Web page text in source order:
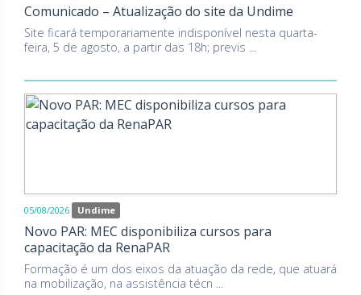
Comunicado – Atualização do site da Undime
Site ficará temporariamente indisponível nesta quarta-
feira, 5 de agosto, a partir das 18h; previs ...
05/08/2026 Undime
Novo PAR: MEC disponibiliza cursos para
capacitação da RenaPAR
Formação é um dos eixos da atuação da rede, que atuará
na mobilização, na assistência técn ...